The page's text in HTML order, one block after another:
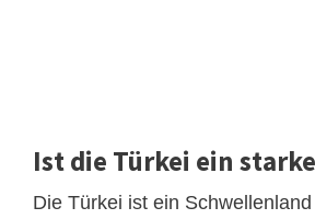
Ist die Türkei ein
Die Türkei ist ein